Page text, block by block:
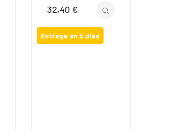
Precio
32,40 €
Entrega en 5 días